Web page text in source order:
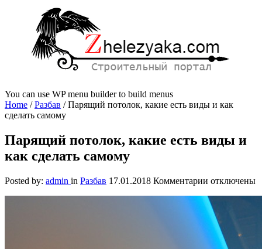
You can use WP menu builder to build menus
Home /Разбав /Парящий потолок, какие есть виды и как
сделать самому
Парящий потолок, какие есть виды и
как сделать самому
Posted by: admin in Разбав 17.01.2018 Комментарии к
Парящий
потолок,
какие
есть
виды
отключены